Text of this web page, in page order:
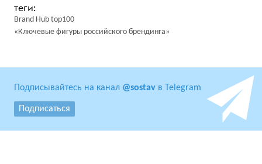
Brand Hub top100
«Ключевые фигуры российского брендинга»
Подписывайтесь на канал @sostav в Telegram
Подписаться